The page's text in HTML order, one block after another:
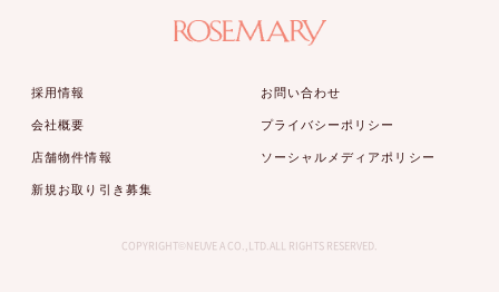
採用情報
会社概要
店舗物件情報
新規お取り引き募集
お問い合わせ
プライバシーポリシー
ソーシャルメディアポリシー
COPYRIGHT©NEUVE A CO.,LTD.ALL RIGHTS RESERVED.